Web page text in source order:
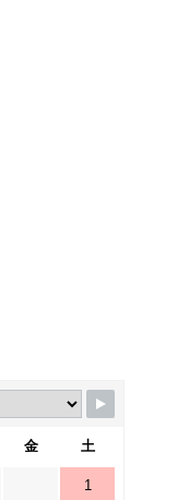
金 土
1